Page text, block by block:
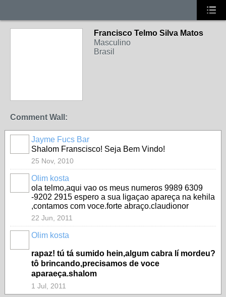
Francisco Telmo Silva Matos
Masculino
Brasil
Comment Wall:
Jayme Fucs Bar
Shalom Franscisco! Seja Bem Vindo!
25 Nov, 2010
Olim kosta
ola telmo,aqui vao os meus numeros 9989 6309
-9202 2915 espero a sua ligaçao apareça na kehila
,contamos com voce.forte abraço.claudionor
22 Jun, 2011
Olim kosta
rapaz! tú tá sumido hein,algum cabra lí mordeu?
tô brincando,precisamos de voce
aparaeça.shalom
1 Jul, 2011